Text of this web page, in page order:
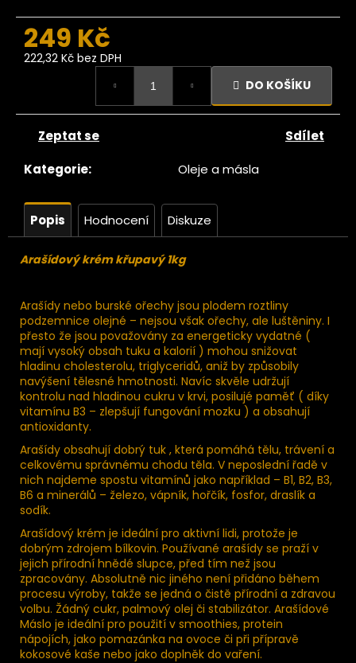
249 Kč
222,32 Kč bez DPH
DO KOŠÍKU
Kategorie: Oleje a másla
Zeptat se Sdílet
Popis Hodnocení Diskuze
Arašídový krém křupavý 1kg
Arašídy nebo burské ořechy jsou plodem roztliny
podzemnice olejné – nejsou však ořechy, ale luštěniny. I
přesto že jsou považovány za energeticky vydatné (
mají vysoký obsah tuku a kalorií ) mohou snižovat
hladinu cholesterolu, triglyceridů, aniž by způsobily
navýšení tělesné hmotnosti. Navíc skvěle udržují
kontrolu nad hladinou cukru v krvi, posilujé paměť ( díky
vitamínu B3 – zlepšují fungování mozku ) a obsahují
antioxidanty.
Arašídy obsahují dobrý tuk , která pomáhá tělu, trávení a
celkovému správnému chodu těla. V neposlední řadě v
nich najdeme spostu vitamínů jako například – B1, B2, B3,
B6 a minerálů – železo, vápník, hořčík, fosfor, draslík a
sodík.
Arašídový krém je ideální pro aktivní lidi, protože je
dobrým zdrojem bílkovin. Používané arašídy se praží v
jejich přírodní hnědé slupce, před tím než jsou
zpracovány. Absolutně nic jiného není přidáno během
procesu výroby, takže se jedná o čistě přírodní a zdravou
volbu. Žádný cukr, palmový olej či stabilizátor. A­rašídové
Máslo je ideální pro použití v smoothies, protein
nápojích, jako pomazánka na ovoce či při přípravě
kokosové kaše nebo jako doplněk do vaření.
u
e
104
Kč